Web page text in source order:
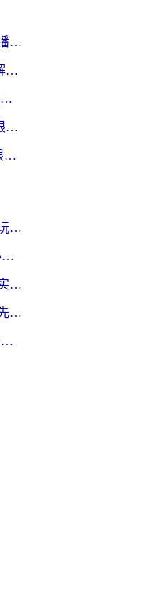
在美国看世界杯当前地区不可播放？海外党体育观赛终极指南来了！
在澳大利亚看B站世界杯中文解说仅限中国大陆？这篇指南帮你打破限制看遍赛事
在海外看CCTV5世界杯直播无法播放？这篇指南让你和国内球迷同步呐喊
在韩国看B站世界杯直播地区限制？这篇指南让你告别“当前地区不可播放”
在越南看B站世界杯当前IP受限制？海外党体育观赛终极指南来了
国外可不可以打逆水寒？海外玩家国服畅玩终极指南（附漫威荒野乱斗加速方案）
在国外玩拳皇98OL延迟怎么办？海外党亲测有效的低延迟指南
国外打地铁逃生延迟高？这份实测有效的低延迟指南帮你吃鸡
海外玩守望先锋总卡顿？守望先锋游戏加速器在哪里买&避坑指南（附欧洲非洲游戏实测）
台湾怎么玩光·遇不卡顿？海外党国服游戏加速终极攻略（附实测体验）